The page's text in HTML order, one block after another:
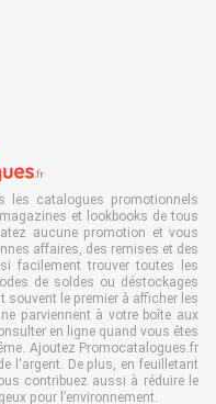
les catalogues promotionnels
et lookbooks de tous
aucune promotion et vous
affaires, des remises et des
facilement trouver toutes les
de soldes ou déstockages
souvent le premier à afficher les
parviennent à votre boîte aux
en ligne quand vous êtes
Ajoutez Promocatalogues.fr
l'argent. De plus, en feuilletant
contribuez aussi à réduire le
pour l’environnement.